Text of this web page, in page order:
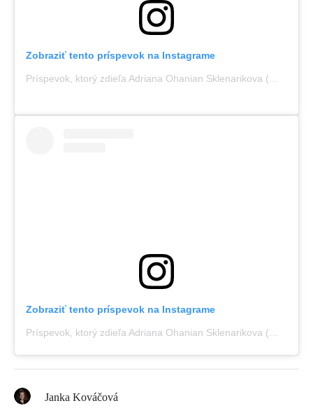
Zobraziť tento príspevok na Instagrame
Príspevok, ktorý zdieľa Adriana Ohanian Sklenarikova (@adrianakarembeusklenarikova)
Zobraziť tento príspevok na Instagrame
Príspevok, ktorý zdieľa Adriana Ohanian Sklenarikova (@adrianakarembeusklenarikova)
Janka Kováčová